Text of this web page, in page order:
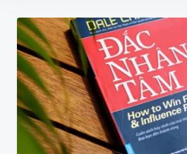
Điều
hướng
bài
viết